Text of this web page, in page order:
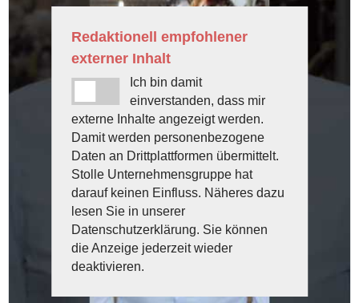
Redaktionell empfohlener
externer Inhalt
Ich bin damit
einverstanden, dass mir
externe Inhalte angezeigt werden.
Damit werden personenbezogene
Daten an Drittplattformen übermittelt.
Stolle Unternehmensgruppe hat
darauf keinen Einfluss. Näheres dazu
lesen Sie in unserer
Datenschutzerklärung. Sie können
die Anzeige jederzeit wieder
deaktivieren.